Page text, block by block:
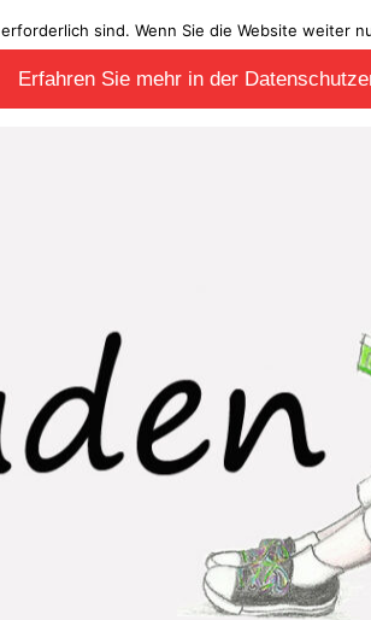
sind. Wenn Sie die Website weiter
Erfahren Sie mehr in der